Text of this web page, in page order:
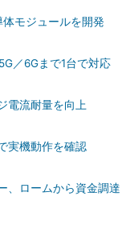
モジュールを開発
／6Gまで1台で対応
電流耐量を向上
実機動作を確認
、ロームから資金調達